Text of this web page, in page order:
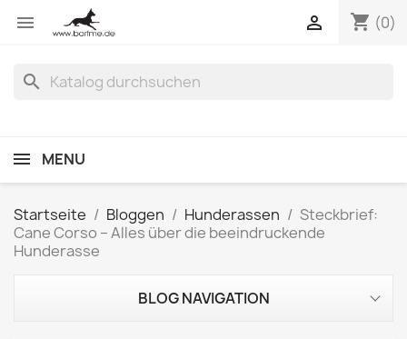
 shopping_cart (0)

search
MENU
Startseite Bloggen Hunderassen
Steckbrief:
Cane Corso – Alles über die beeindruckende
Hunderasse
BLOG NAVIGATION